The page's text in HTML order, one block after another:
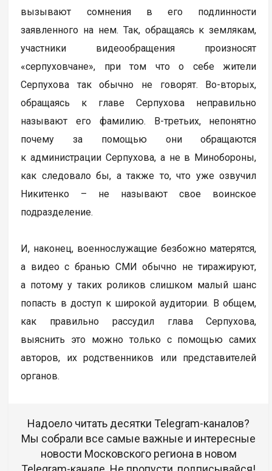
вызывают сомнения в его подлинности
заявленного на нем. Так, обращаясь к землякам,
участники видеообращения произносят
«серпуховчане», при том что о себе жители
Серпухова так обычно не говорят. Во-вторых,
обращаясь к главе Серпухова неправильно
называют его фамилию. В-третьих, непонятно
почему за помощью они обращаются
к администрации Серпухова, а не в Минобороны,
как следовало бы, а также то, что уже озвучил
Никитенко – не называют свое воинское
подразделение.
И, наконец, военнослужащие безбожно матерятся,
а видео с бранью СМИ обычно не тиражируют,
а потому у таких роликов слишком малый шанс
попасть в доступ к широкой аудитории. В общем,
как правильно рассудил глава Серпухова,
выяснить это можно только с помощью самих
авторов, их родственников или представителей
органов.
Надоело читать десятки Telegram-каналов?
Мы собрали все самые важные и интересные
новости Московского региона в новом